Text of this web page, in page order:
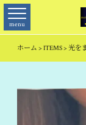
menu
ホーム > ITEMS> 光を